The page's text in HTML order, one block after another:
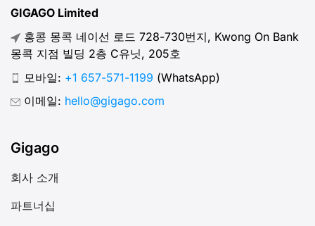
GIGAGO Limited
홍콩 몽콕 네이선 로드 728-730번지, Kwong On Bank
몽콕 지점 빌딩 2층 C유닛, 205호
모바일: +1 657-571-1199 (WhatsApp)
이메일: hello@gigago.com
Gigago
회사 소개
파트너십